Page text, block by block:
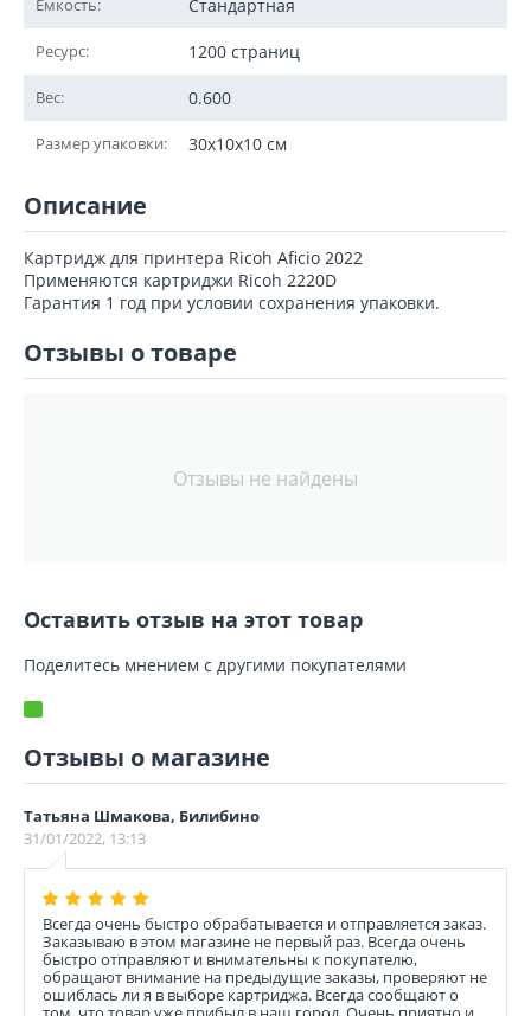
Емкость: Стандартная
Ресурс: 1200 страниц
Вес: 0.600
Размер упаковки: 30x10x10 см
Описание
Картридж для принтера Ricoh Aficio 2022
Применяются картриджи Ricoh 2220D
Гарантия 1 год при условии сохранения упаковки.
Отзывы о товаре
Отзывы не найдены
Оставить отзыв на этот товар
Поделитесь мнением с другими покупателями
Отзывы о магазине
Татьяна Шмакова, Билибино
31/01/2022, 13:13
Всегда очень быстро обрабатывается и отправляется заказ.
Заказываю в этом магазине не первый раз. Всегда очень
быстро отправляют и внимательны к покупателю,
обращают внимание на предыдущие заказы, проверяют не
ошиблась ли я в выборе картриджа. Всегда сообщают о